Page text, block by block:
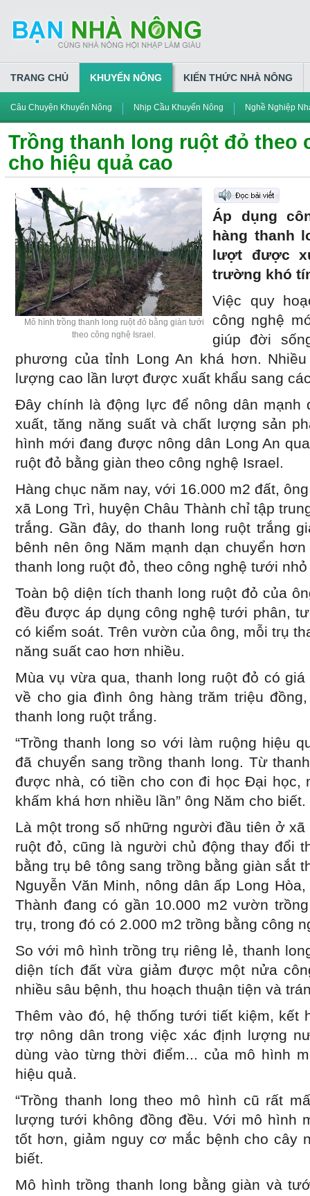
TRANG CHỦ KHUYẾN NÔNG
Câu Chuyện Khuyến Nông Nhịp Cầu Khuyến Nông Nghề Nghiệp
KIẾN THỨC NHÀ NÔNG
Trồng thanh long ruột đỏ theo
cho hiệu quả cao
Mô hình trồng thanh long ruột đỏ bằng giàn tưới
theo công nghệ Israel.
Áp dụng
hàng thanh
lượt được
trường khó
Việc quy
công nghệ
giúp đời
phương của tỉnh Long An khá hơn.
lượng cao lần lượt được xuất khẩu sang
Đây chính là động lực để nông dân mạnh
xuất, tăng năng suất và chất lượng sản
hình mới đang được nông dân Long An
ruột đỏ bằng giàn theo công nghệ Israel.
Hàng chục năm nay, với 16.000 m2 đất,
xã Long Trì, huyện Châu Thành chỉ tập
trắng. Gần đây, do thanh long ruột trắng
bênh nên ông Năm mạnh dạn chuyển
thanh long ruột đỏ, theo công nghệ tưới
Toàn bộ diện tích thanh long ruột đỏ của
đều được áp dụng công nghệ tưới phân,
có kiểm soát. Trên vườn của ông, mỗi trụ
năng suất cao hơn nhiều.
Mùa vụ vừa qua, thanh long ruột đỏ có
về cho gia đình ông hàng trăm triệu
thanh long ruột trắng.
“Trồng thanh long so với làm ruộng hiệu
đã chuyển sang trồng thanh long. Từ
được nhà, có tiền cho con đi học Đại học,
khấm khá hơn nhiều lần” ông Năm cho biết.
Là một trong số những người đầu tiên ở
ruột đỏ, cũng là người chủ động thay đổi
bằng trụ bê tông sang trồng bằng giàn sắt
Nguyễn Văn Minh, nông dân ấp Long
Thành đang có gần 10.000 m2 vườn
trụ, trong đó có 2.000 m2 trồng bằng công
So với mô hình trồng trụ riêng lẻ, thanh
diện tích đất vừa giảm được một nửa
nhiều sâu bệnh, thu hoạch thuận tiện và
Thêm vào đó, hệ thống tưới tiết kiệm, kết
trợ nông dân trong việc xác định lượng
dùng vào từng thời điểm... của mô hình
hiệu quả.
“Trồng thanh long theo mô hình cũ rất
lượng tưới không đồng đều. Với mô hình
tốt hơn, giảm nguy cơ mắc bệnh cho cây
biết.
Mô hình trồng thanh long bằng giàn và